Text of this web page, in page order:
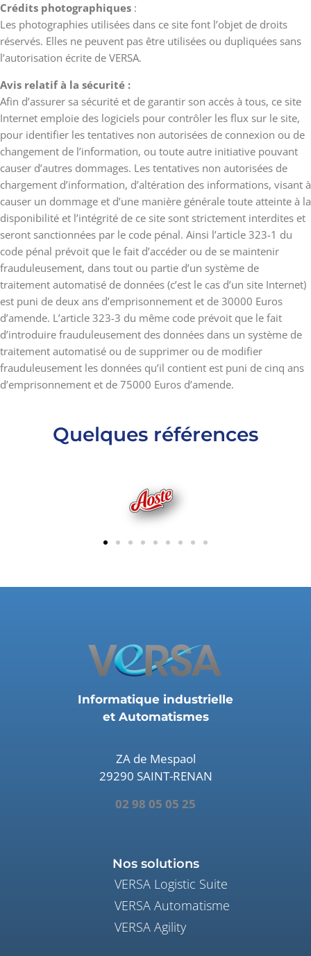
Crédits photographiques :
Les photographies utilisées dans ce site font l’objet de droits
réservés. Elles ne peuvent pas être utilisées ou dupliquées sans
l’autorisation écrite de VERSA.
Avis relatif à la sécurité :
Afin d’assurer sa sécurité et de garantir son accès à tous, ce site
Internet emploie des logiciels pour contrôler les flux sur le site,
pour identifier les tentatives non autorisées de connexion ou de
changement de l’information, ou toute autre initiative pouvant
causer d’autres dommages. Les tentatives non autorisées de
chargement d’information, d’altération des informations, visant à
causer un dommage et d’une manière générale toute atteinte à la
disponibilité et l’intégrité de ce site sont strictement interdites et
seront sanctionnées par le code pénal. Ainsi l’article 323-1 du
code pénal prévoit que le fait d’accéder ou de se maintenir
frauduleusement, dans tout ou partie d’un système de
traitement automatisé de données (c’est le cas d’un site Internet)
est puni de deux ans d’emprisonnement et de 30000 Euros
d’amende. L’article 323-3 du même code prévoit que le fait
d’introduire frauduleusement des données dans un système de
traitement automatisé ou de supprimer ou de modifier
frauduleusement les données qu’il contient est puni de cinq ans
d’emprisonnement et de 75000 Euros d’amende.
Quelques références
Informatique industrielle
et Automatismes
ZA de Mespaol
29290 SAINT-RENAN
02 98 05 05 25
Nos solutions
VERSA Logistic Suite
VERSA Automatisme
VERSA Agility